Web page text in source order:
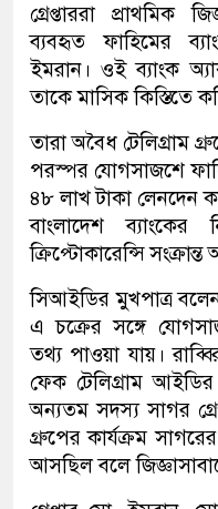
গ্রেপ্তাররা প্রাথমিক
ব্যবহৃত ফাহিমের
ইমরান। ওই ব্যাংক
তাকে মাসিক কিস্তিতে
তারা অবৈধ টেলিগ্রাম
পরস্পর যোগসাজশে
৪৮ লাখ টাকা লেনদেন
বাংলাদেশ ব্যাংকের
ক্রিপ্টোকারেন্সি
সিআইডির মুখপাত্র বলেন,
এ চক্রের সঙ্গে
তথ্য পাওয়া যায়।
ফেক টেলিগ্রাম
অন্যতম সদস্য সাগর
গ্রুপের কার্যক্রম
আসছিল বলে